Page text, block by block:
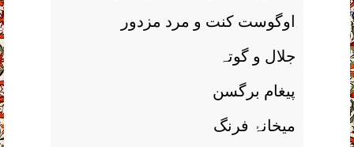
اوگوست کنت و مرد مزدور
جلال و گوتہ
پیغام برگسن
میخانۂ فرنگ